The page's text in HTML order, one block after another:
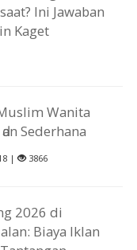
Ini Jawaban
Kaget
Wanita
Sederhana
| 3866
2026 di
Biaya Iklan